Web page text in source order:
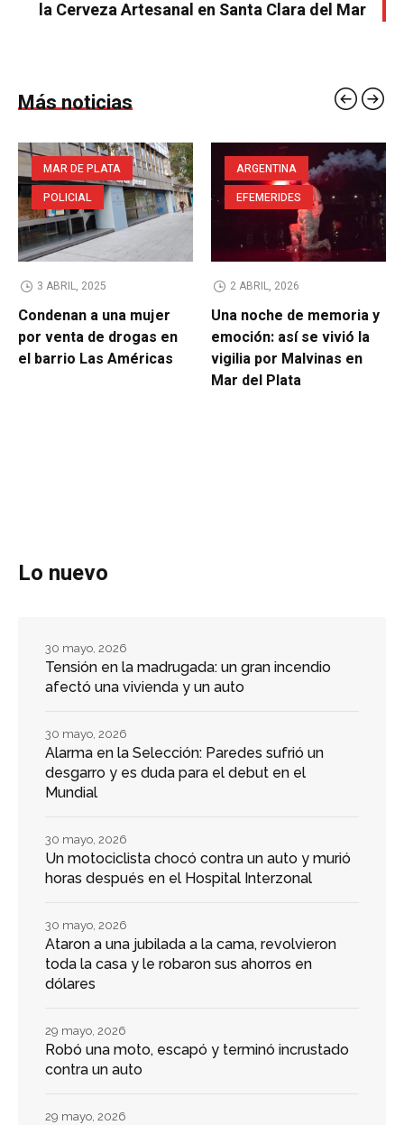
la Cerveza Artesanal en Santa Clara del Mar
Más noticias
MAR DE PLATA
POLICIAL
3 ABRIL, 2025
Condenan a una mujer
por venta de drogas en
el barrio Las Américas
ARGENTINA
EFEMERIDES
2 ABRIL, 2026
Una noche de memoria y
emoción: así se vivió la
vigilia por Malvinas en
Mar del Plata
Lo nuevo
Tensión en la madrugada: un gran incendio
afectó una vivienda y un auto
30 mayo, 2026
Alarma en la Selección: Paredes sufrió un
desgarro y es duda para el debut en el
Mundial
30 mayo, 2026
Un motociclista chocó contra un auto y murió
horas después en el Hospital Interzonal
30 mayo, 2026
Ataron a una jubilada a la cama, revolvieron
toda la casa y le robaron sus ahorros en
dólares
30 mayo, 2026
Robó una moto, escapó y terminó incrustado
contra un auto
29 mayo, 2026
29 mayo, 2026